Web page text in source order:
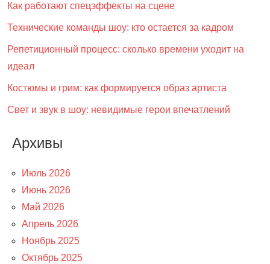
Как работают спецэффекты на сцене
Технические команды шоу: кто остается за кадром
Репетиционный процесс: сколько времени уходит на
идеал
Костюмы и грим: как формируется образ артиста
Свет и звук в шоу: невидимые герои впечатлений
Архивы
Июль 2026
Июнь 2026
Май 2026
Апрель 2026
Ноябрь 2025
Октябрь 2025